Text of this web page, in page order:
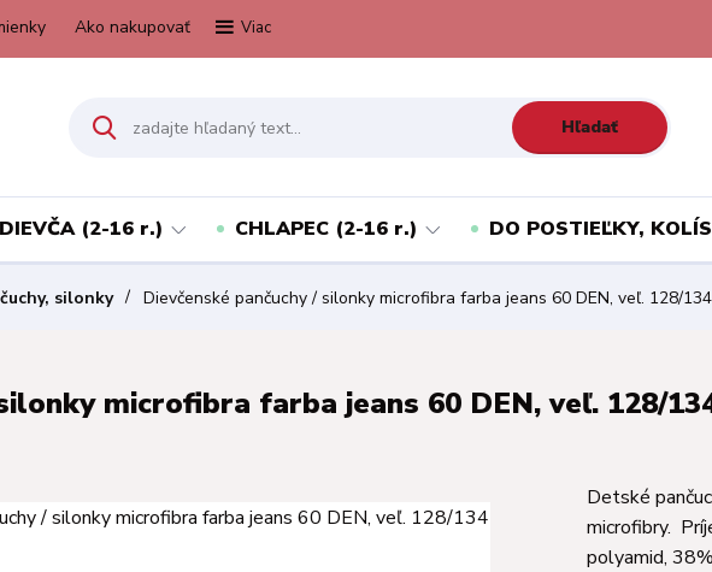
Ako nakupovať Viac
Hľadať
DIEVČA (2-16 r.) CHLAPEC (2-16 r.) DO POSTIEĽKY,
silonky Dievčenské pančuchy / silonky microfibra farba jeans 60 DEN, veľ. 128/134
microfibra farba jeans 60 DEN, veľ. 128/
Detské
microfibry.
polyamid,